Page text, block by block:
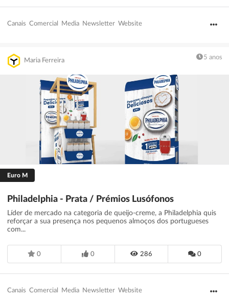
Canais Comercial Media Newsletter Website
Maria Ferreira 5 anos
Euro M
Philadelphia - Prata / Prémios Lusófonos
Líder de mercado na categoria de queijo-creme, a Philadelphia quis
reforçar a sua presença nos pequenos almoços dos portugueses
com...
0 0 286 0
Canais Comercial Media Newsletter Website